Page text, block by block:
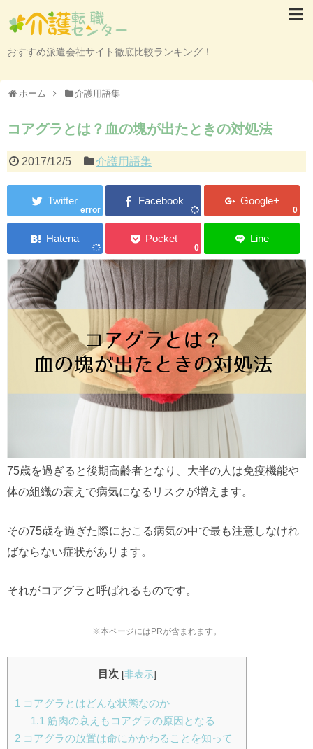
おすすめ派遣会社サイト徹底比較ランキング！
ホーム 介護用語集
コアグラとは？血の塊が出たときの対処法
2017/12/5 介護用語集
error 0
0
75歳を過ぎると後期高齢者となり、大半の人は免疫機能や
体の組織の衰えで病気になるリスクが増えます。
その75歳を過ぎた際におこる病気の中で最も注意しなけれ
ばならない症状があります。
それがコアグラと呼ばれるものです。
※本ページにはPRが含まれます。
目次 [非表示]
1 コアグラとはどんな状態なのか
1.1 筋肉の衰えもコアグラの原因となる
2 コアグラの放置は命にかかわることを知って